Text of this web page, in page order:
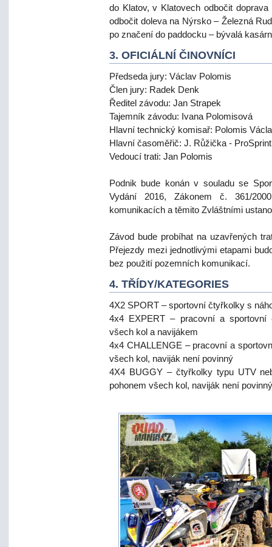
do Klatov, v Klatovech odbočit
odbočit doleva na Nýrsko – Železná
po značení do paddocku – bývalá
3. OFICIÁLNÍ ČINOVNÍCI
Předseda jury: Václav Polomis
Člen jury: Radek Denk
Ředitel závodu: Jan Strapek
Tajemník závodu: Ivana Polomisová
Hlavní technický komisař: Polomis
Hlavní časoměřič: J. Růžička - ProSprint
Vedoucí trati: Jan Polomis
Podnik bude konán v souladu se
Vydání 2016, Zákonem č. 361/
komunikacích a těmito Zvláštními
Závod bude probíhat na uzavřených
Přejezdy mezi jednotlivými etapami
bez použití pozemních komunikací.
4. TŘÍDY/KATEGORIES
4X2 SPORT – sportovní čtyřkolky s
4x4 EXPERT – pracovní a sportovní
všech kol a navijákem
4x4 CHALLENGE – pracovní a
všech kol, naviják není povinný
4X4 BUGGY – čtyřkolky typu UTV
pohonem všech kol, naviják není povinný